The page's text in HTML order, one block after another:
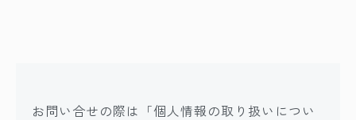
お問い合せの際は「個人情報の取り扱いについ